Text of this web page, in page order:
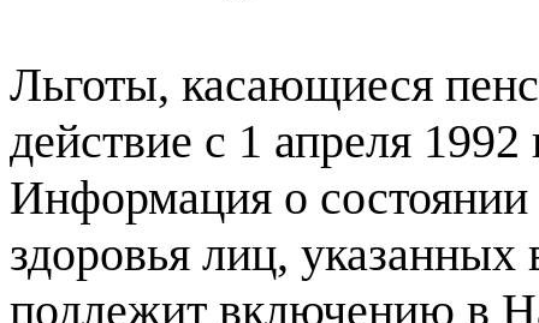
Льготы, касающиеся
действие с 1 апреля 1992
Информация о состоянии
здоровья лиц,
подлежит включению в